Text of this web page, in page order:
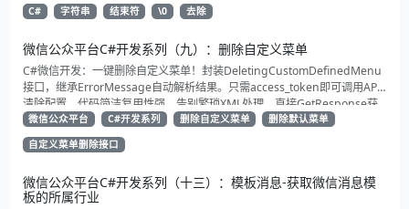
C# 字符串 结束符 \0 去除
微信公众平台C#开发系列（九）：删除自定义菜单
C#微信开发：一键删除自定义菜单！封装DeletingCustomDefinedMenu
接口，继承ErrorMessage自动解析结果。只需access_token即可调用API
清除配置。代码简洁复用性强，告别繁琐XML处理，直接GetResponse获
取状态。适合动态管理公众号的开发者，建议收藏备用！
微信公众平台 C#开发系列 删除自定义菜单
删除默认菜单
自定义菜单删除接口
微信公众平台C#开发系列（十三）：模板消息-获取微信消息模
板的所属行业